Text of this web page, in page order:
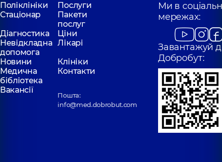
Поліклініки
Послуги
Стаціонар
Пакети
послуг
Діагностика
Ціни
Невідкладна
допомога
Лікарі
Новини
Клініки
Медична
бібліотека
Контакти
Вакансії
Пошта:
info@med.dobrobut.com
Ми в
мережах:
Завантажуй
Добробут: